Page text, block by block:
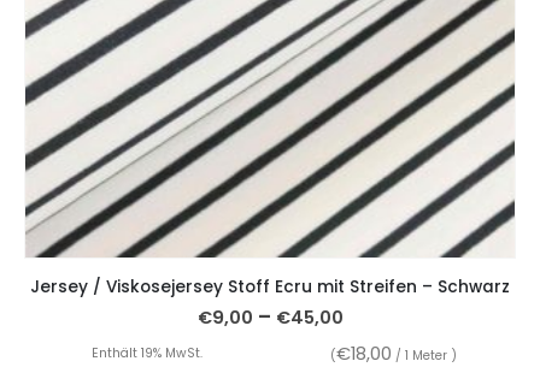
Jersey / Viskosejersey Stoff Ecru mit Streifen – Schwarz
€9,00 – €45,00
Enthält 19% MwSt. (€18,00 / 1 Meter )